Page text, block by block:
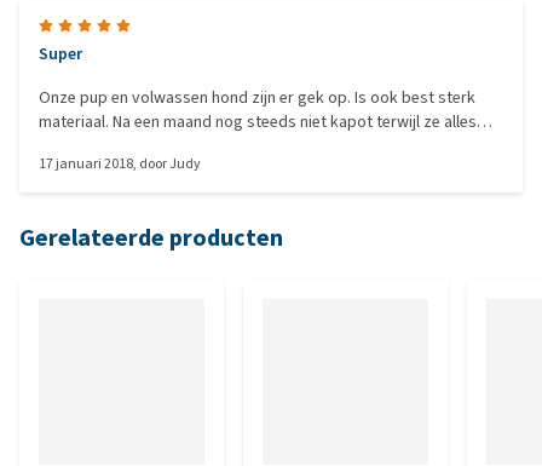
Super
Onze pup en volwassen hond zijn er gek op. Is ook best sterk
materiaal. Na een maand nog steeds niet kapot terwijl ze alles
17 januari 2018, doorJudy
Gerelateerde producten